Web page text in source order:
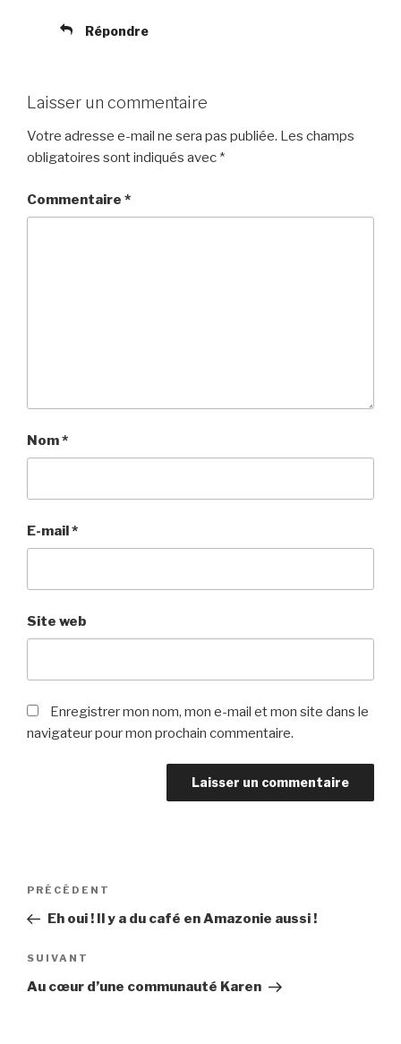
Répondre
Laisser un commentaire
Votre adresse e-mail ne sera pas publiée. Les champs
obligatoires sont indiqués avec *
Commentaire *
Nom*
E-mail*
Site web
Enregistrer mon nom, mon e-mail et mon site dans le
navigateur pour mon prochain commentaire.
PRÉCÉDENT
Eh oui ! Il y a du café en Amazonie aussi !
SUIVANT
Au cœur d’une communauté Karen